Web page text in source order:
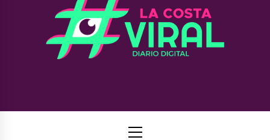
Viral
Menu